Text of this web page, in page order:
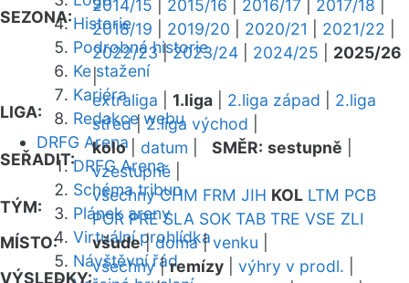
Historie
Podrobná historie
Ke stažení
Kariéra
Redakce webu
DRFG Arena
DRFG Arena
Schéma tribun
Plánek areny
Virtuální prohlídka
Návštěvní řád
SEZONA:
2014/15
2015/16 2016/17 2017/18
2018/19
2019/20 2020/21 2021/22
2022/23|2023/24 2024/25
2025/26
|
LIGA:
extraliga 1.liga 2.liga západ
2.liga
střed|2.liga východ
SEŘADIT:
kolo| datum SMĚR: sestupně
vzestupně
TÝM:
všechny CHM FRM JIH KOL LTM PCB
POR PRE SLA SOK TAB TRE VSE ZLI
MÍSTO:
všude|doma|venku
VÝSLEDKY:
všechny|remízy výhry v prodl.